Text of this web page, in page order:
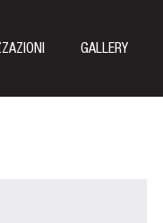
GALLERY